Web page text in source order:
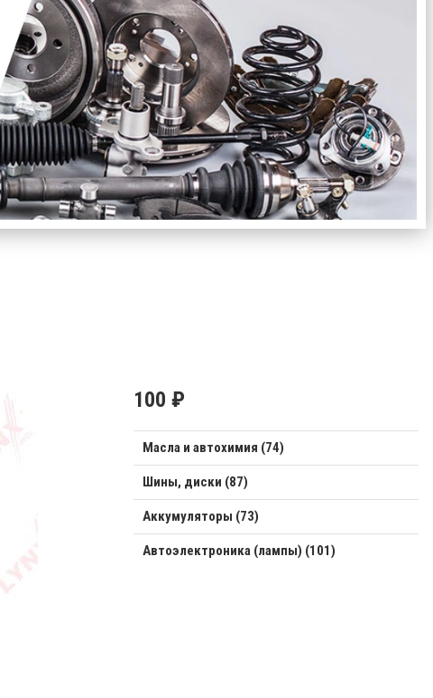
100 ₽
Масла и автохимия (74)
Шины, диски (87)
Аккумуляторы (73)
Автоэлектроника (лампы) (101)